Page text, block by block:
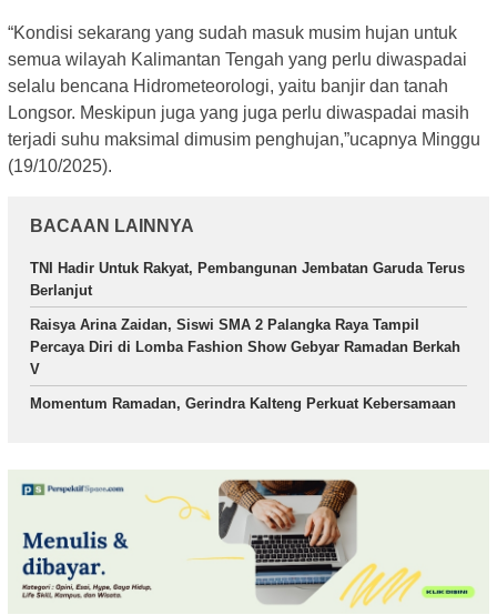
“Kondisi sekarang yang sudah masuk musim hujan untuk
semua wilayah Kalimantan Tengah yang perlu diwaspadai
selalu bencana Hidrometeorologi, yaitu banjir dan tanah
Longsor. Meskipun juga yang juga perlu diwaspadai masih
terjadi suhu maksimal dimusim penghujan,”ucapnya Minggu
(19/10/2025).
BACAAN LAINNYA
TNI Hadir Untuk Rakyat, Pembangunan Jembatan Garuda Terus
Berlanjut
Raisya Arina Zaidan, Siswi SMA 2 Palangka Raya Tampil
Percaya Diri di Lomba Fashion Show Gebyar Ramadan Berkah
V
Momentum Ramadan, Gerindra Kalteng Perkuat Kebersamaan